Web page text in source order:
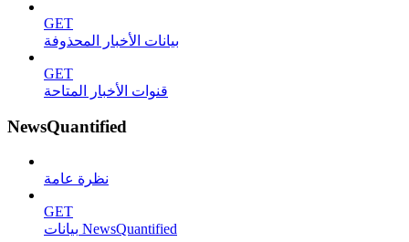
GET
بيانات الأخبار المحذوفة
GET
قنوات الأخبار المتاحة
NewsQuantified
نظرة عامة
GET
بيانات NewsQuantified